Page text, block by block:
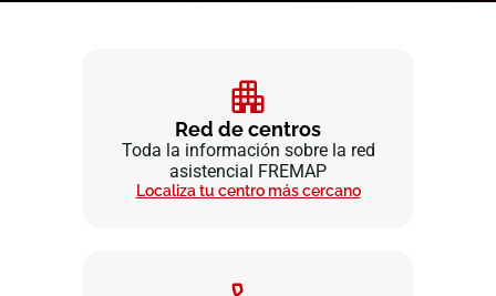
Red de centros
Toda la información sobre la red
asistencial FREMAP
Localiza tu centro más cercano